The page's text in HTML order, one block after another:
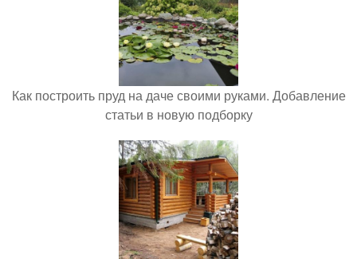
Как построить пруд на даче своими руками. Добавление
статьи в новую подборку